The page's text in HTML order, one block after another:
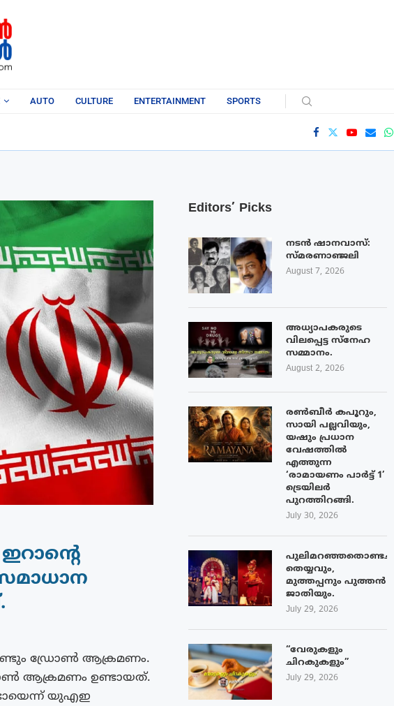
AUTO CULTURE ENTERTAINMENT SPORTS
ഡ്രോൺ ആക്രമണം.
ആക്രമണം ഉണ്ടായത്.
യുഎഇ
Editors’ Picks
നടൻ ഷാനവാസ്:
സ്മരണാഞ്ജലി
August 7, 2026
അധ്യാപകരുടെ
വിലപ്പെട്ട സ്നേഹ
സമ്മാനം.
August 2, 2026
രൺബീർ കപൂറും,
സായി പല്ലവിയും,
യഷും പ്രധാന
വേഷത്തിൽ
എത്തുന്ന
‘രാമായണം പാർട്ട് 1’
ട്രെയിലർ
പുറത്തിറങ്ങി.
July 30, 2026
തെയ്യവും,
മുത്തപ്പനും പുത്തൻ
ജാതിയും.
July 29, 2026
“വേരുകളും
ചിറകുകളും”
July 29, 2026